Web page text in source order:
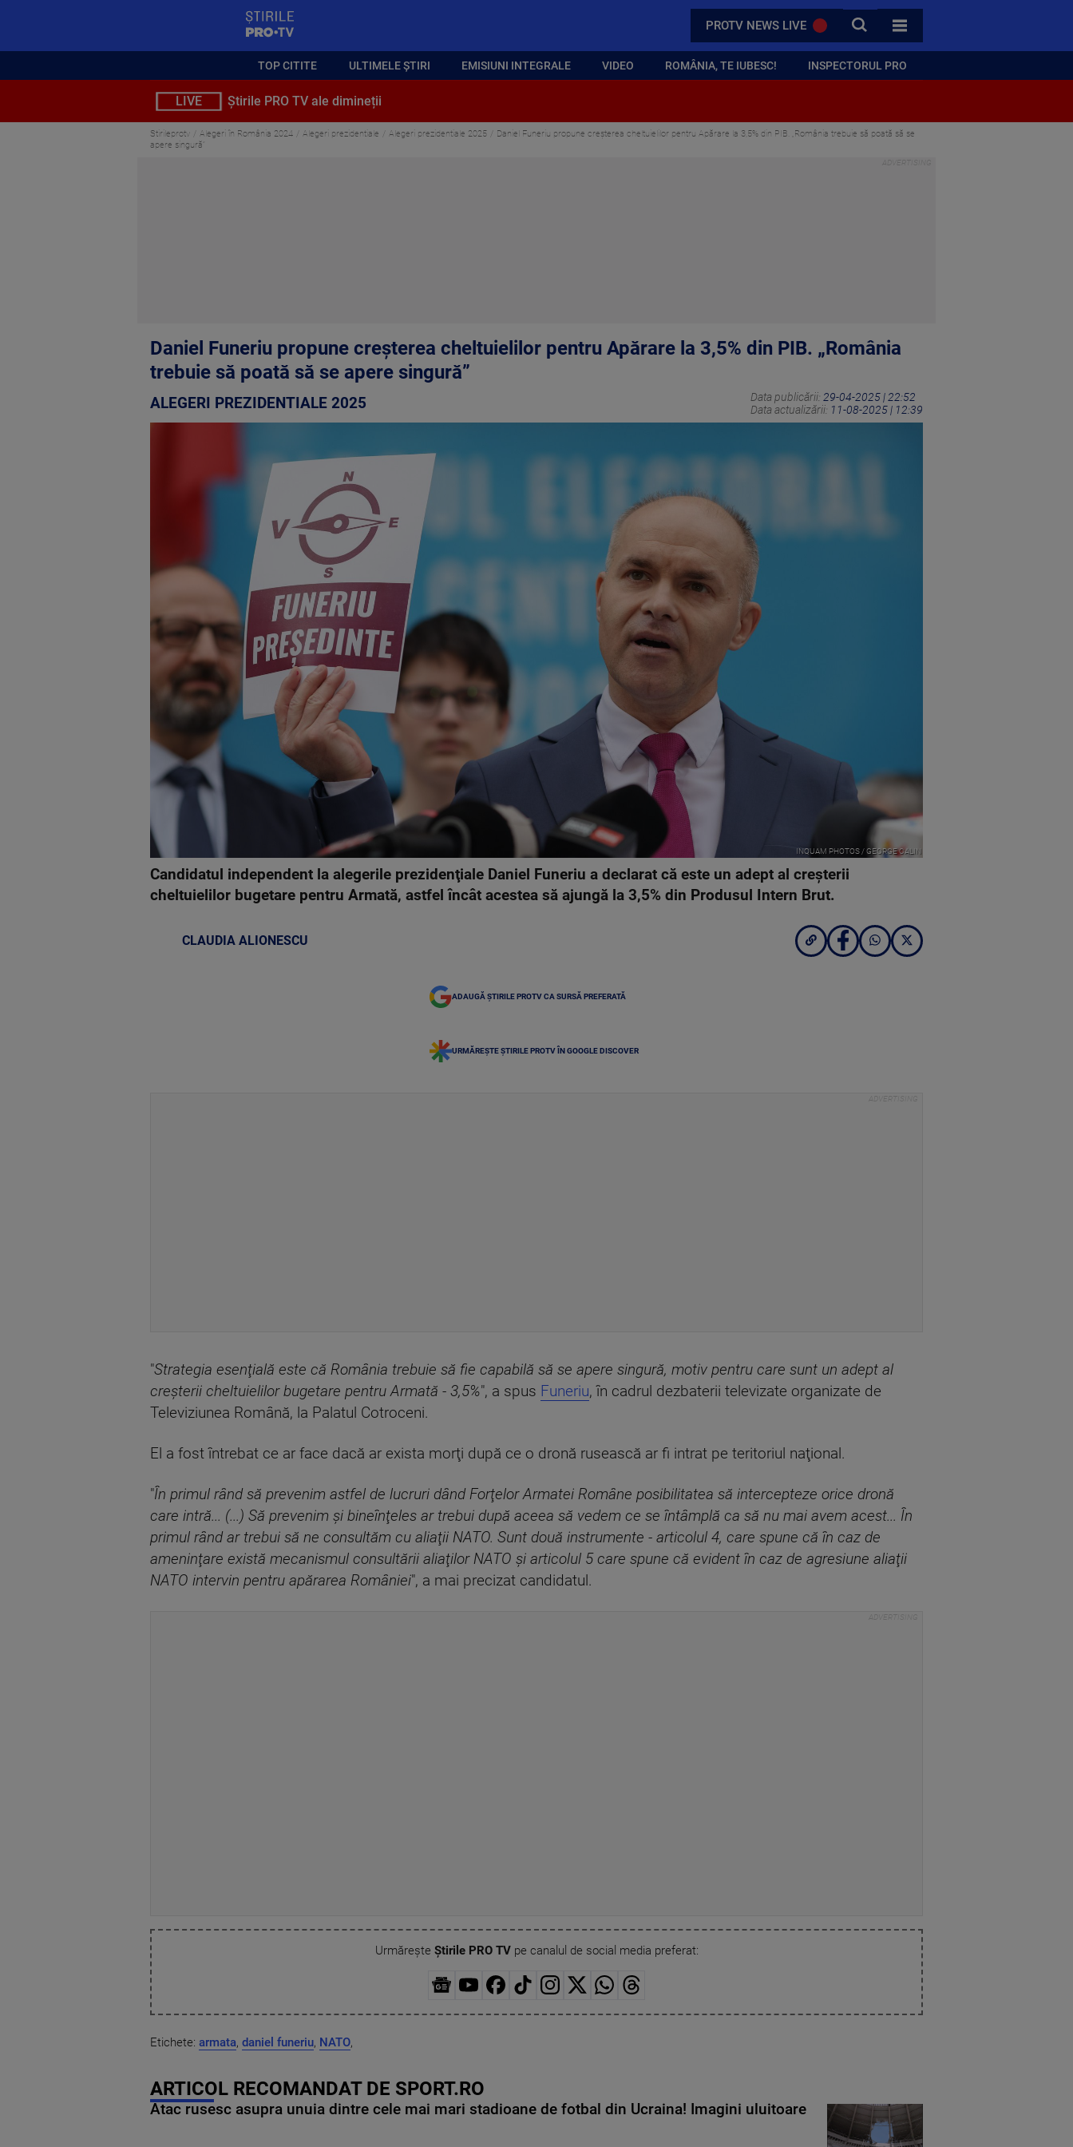
PROTV NEWS LIVE CAUTA
TOATE CATEGORIILE
TOP CITITE ULTIMELE ȘTIRI EMISIUNI INTEGRALE VIDEO ROMÂNIA, TE IUBESC! INSPECTORUL PRO
LIVE Știrile PRO TV ale dimineții
Stirileprotv Alegeri în România 2024 Alegeri prezidentiale Alegeri prezidentiale 2025
Daniel Funeriu propune creșterea cheltuielilor pentru Apărare la 3,5% din PIB. „România trebuie să poată să se
apere singură”
Daniel Funeriu propune creșterea cheltuielilor pentru Apărare la 3,5% din PIB. „România
trebuie să poată să se apere singură”
ALEGERI PREZIDENTIALE 2025 Data publicării: 29-04-2025 | 22:52
Data actualizării: 11-08-2025 | 12:39
INQUAM PHOTOS / GEORGE CALIN
Candidatul independent la alegerile prezidenţiale Daniel Funeriu a declarat că este un adept al creşterii
cheltuielilor bugetare pentru Armată, astfel încât acestea să ajungă la 3,5% din Produsul Intern Brut.
CLAUDIA ALIONESCU
ADAUGĂ ȘTIRILE PROTV CA SURSĂ PREFERATĂ
URMĂREȘTE ȘTIRILE PROTV ÎN GOOGLE DISCOVER
"Strategia esenţială este că România trebuie să fie capabilă să se apere singură, motiv pentru care sunt un adept al
creşterii cheltuielilor bugetare pentru Armată - 3,5%", a spus Funeriu, în cadrul dezbaterii televizate organizate de
Televiziunea Română, la Palatul Cotroceni.
El a fost întrebat ce ar face dacă ar exista morţi după ce o dronă rusească ar fi intrat pe teritoriul naţional.
"În primul rând să prevenim astfel de lucruri dând Forţelor Armatei Române posibilitatea să intercepteze orice dronă
care intră... (...) Să prevenim şi bineînţeles ar trebui după aceea să vedem ce se întâmplă ca să nu mai avem acest... În
primul rând ar trebui să ne consultăm cu aliaţii NATO. Sunt două instrumente - articolul 4, care spune că în caz de
ameninţare există mecanismul consultării aliaţilor NATO şi articolul 5 care spune că evident în caz de agresiune aliaţii
NATO intervin pentru apărarea României", a mai precizat candidatul.
Urmărește Știrile PRO TVpe canalul de social media preferat:
Etichete: armata, daniel funeriu, NATO,
ARTICOL RECOMANDAT DE SPORT.RO
Atac rusesc asupra unuia dintre cele mai mari stadioane de fotbal din Ucraina! Imagini uluitoare